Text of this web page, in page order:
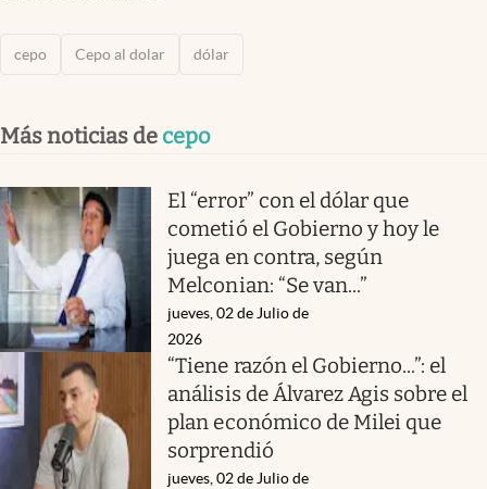
cepo Cepo al dolar dólar
Más noticias de cepo
El “error” con el dólar que
cometió el Gobierno y hoy le
juega en contra, según
Melconian: “Se van...”
jueves, 02 de Julio de
2026
“Tiene razón el Gobierno...”: el
análisis de Álvarez Agis sobre el
plan económico de Milei que
sorprendió
jueves, 02 de Julio de